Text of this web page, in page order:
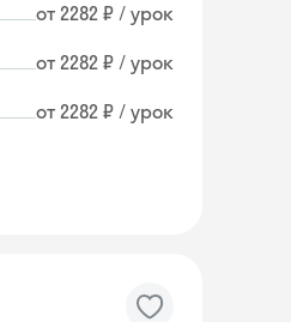
от 2282 ₽ / урок
от 2282 ₽ / урок
от 2282 ₽ / урок